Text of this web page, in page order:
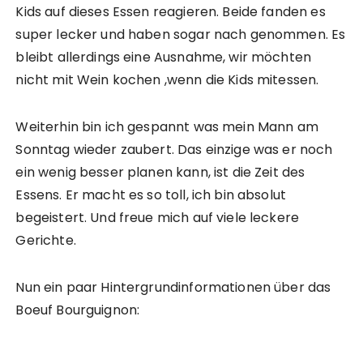
Kids auf dieses Essen reagieren. Beide fanden es
super lecker und haben sogar nach genommen. Es
bleibt allerdings eine Ausnahme, wir möchten
nicht mit Wein kochen ,wenn die Kids mitessen.
Weiterhin bin ich gespannt was mein Mann am
Sonntag wieder zaubert. Das einzige was er noch
ein wenig besser planen kann, ist die Zeit des
Essens. Er macht es so toll, ich bin absolut
begeistert. Und freue mich auf viele leckere
Gerichte.
Nun ein paar Hintergrundinformationen über das
Boeuf Bourguignon: